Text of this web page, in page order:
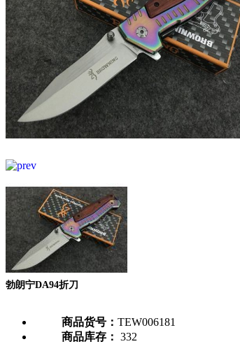
勃朗宁DA94折刀
商品货号： TEW006181
商品库存： 332